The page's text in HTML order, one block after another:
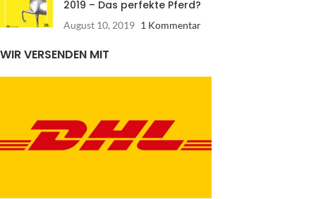
2019 – Das perfekte Pferd?
August 10, 2019 1 Kommentar
WIR VERSENDEN MIT